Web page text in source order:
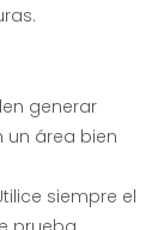
generar
un área bien
siempre el